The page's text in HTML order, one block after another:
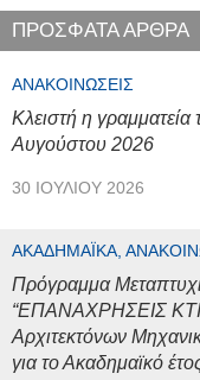
ΠΡΟΣΦΑΤΑ ΑΡΘΡΑ
ΑΝΑΚΟΙΝΏΣΕΙΣ
Κλειστή η
Αυγούστου 2026
30 ΙΟΥΛΊΟΥ 2026
ΑΚΑΔΗΜΑΪΚΆ,
Πρόγραμμα
“ΕΠΑΝΑΧΡΗΣΕΙΣ
Αρχιτεκτόνων
για το Ακαδημαϊκό